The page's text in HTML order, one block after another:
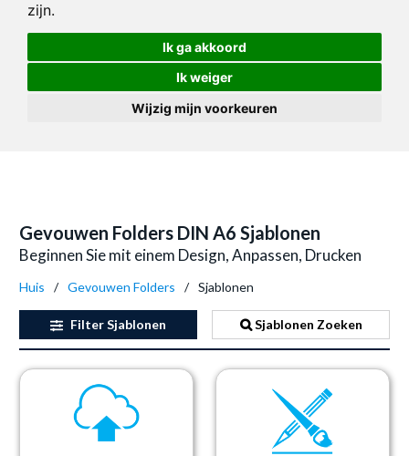
zijn.
Ik ga akkoord
Ik weiger
Wijzig mijn voorkeuren
Gevouwen Folders DIN A6 Sjablonen
Beginnen Sie mit einem Design, Anpassen, Drucken
Huis Gevouwen Folders Sjablonen
FilterSjablonen Sjablonen Zoeken